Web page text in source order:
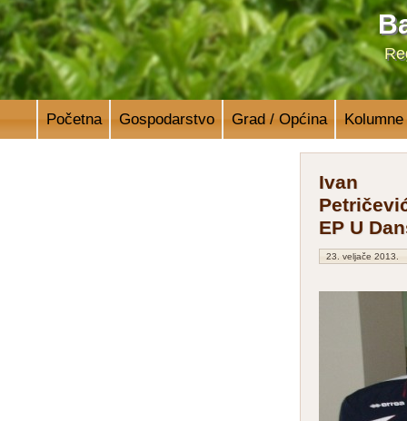
Početna Gospodarstvo Grad / Općina Kolumne
Ivan
EP U
23. veljače 2013.